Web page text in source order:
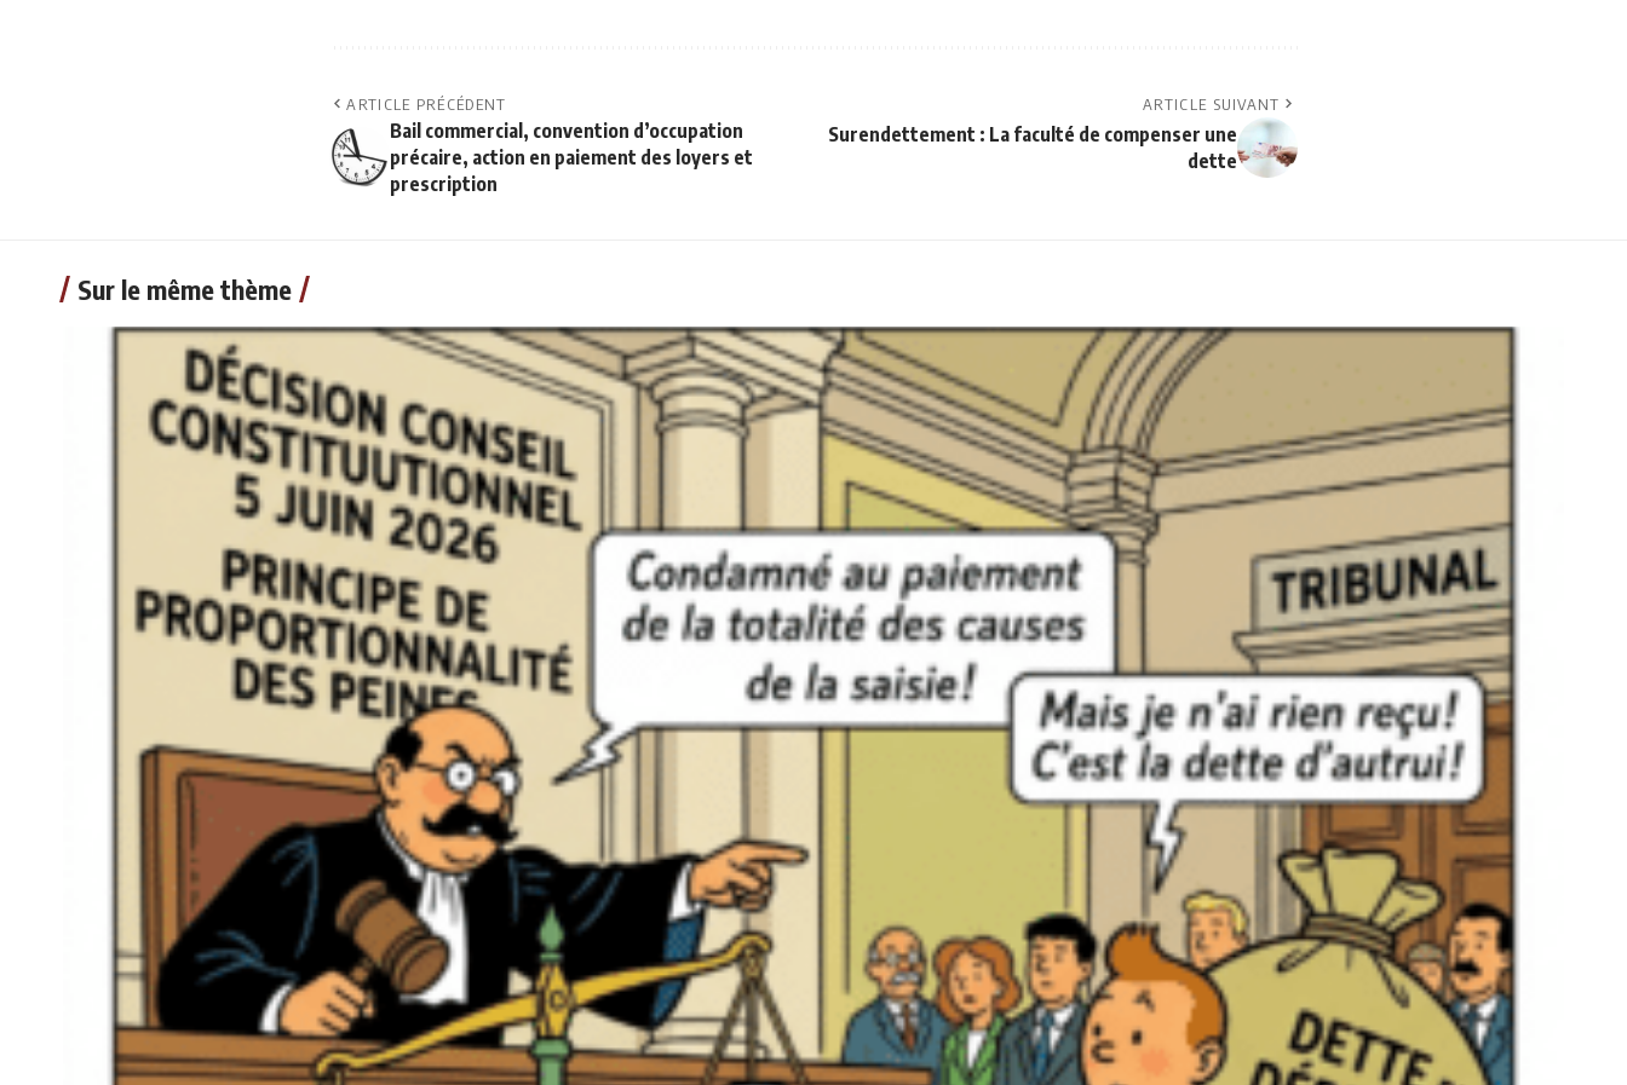
ARTICLE PRÉCÉDENT
Bail commercial, convention d’occupation
précaire, action en paiement des loyers et
prescription
ARTICLE SUIVANT
Surendettement : La faculté de compenser une
dette
Sur le même thème